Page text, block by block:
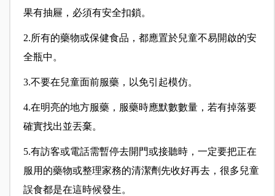
果有抽屜，必須有安全扣鎖。
2.所有的藥物或保健食品，都應置於兒童不易開啟的安
全瓶中。
3.不要在兒童面前服藥，以免引起模仿。
4.在明亮的地方服藥，服藥時應默數數量，若有掉落要
確實找出並丟棄。
5.有訪客或電話需暫停去開門或接聽時，一定要把正在
服用的藥物或整理家務的清潔劑先收好再去，很多兒童
誤食都是在這時候發生。